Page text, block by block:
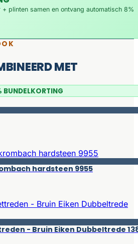
plinten samen en ontvang automatisch 8%
MET
BUNDELKORTING
hardsteen 9955
- Bruin Eiken Dubbeltrede